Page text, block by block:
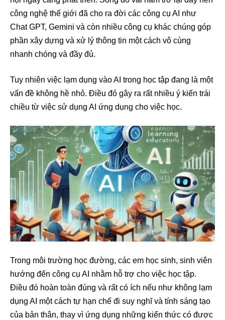
công nghệ thế giới đã cho ra đời các công cụ AI như
Chat GPT, Gemini và còn nhiều công cụ khác chúng góp
phần xây dựng và xử lý thông tin một cách vô cùng
nhanh chóng và đầy đủ.
Tuy nhiên việc lạm dụng vào AI trong học tập đang là một
vấn đề không hề nhỏ. Điều đó gây ra rất nhiều ý kiến trái
chiều từ việc sử dụng AI ứng dụng cho việc học.
Trong môi trường học đường, các em học sinh, sinh viên
hướng đến công cụ AI nhằm hỗ trợ cho việc học tập.
Điều đó hoàn toàn đúng và rất có ích nếu như không lạm
dụng AI một cách tự hạn chế đi suy nghĩ và tính sáng tạo
của bản thân, thay vì ứng dụng những kiến thức có được